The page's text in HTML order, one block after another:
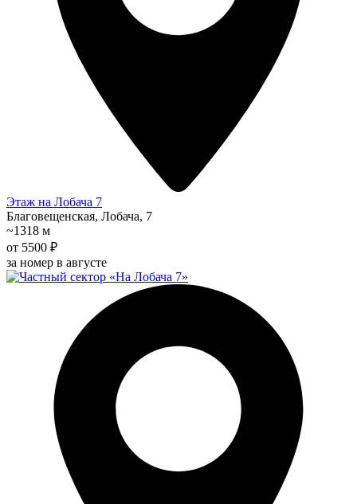
Этаж на Лобача 7
Благовещенская, Лобача, 7
~1318 м
от 5500 ₽
за номер в августе